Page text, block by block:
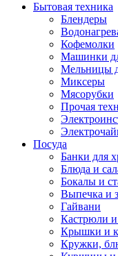
Бытовая техника
Блендеры
Кофемолки
Машинки
Мельницы
Миксеры
Мясорубки
Прочая
Посуда
Банки для
Блюда и
Бокалы и
Выпечка и
Гайвани
Кастрюли
Крышки и
Кружки,